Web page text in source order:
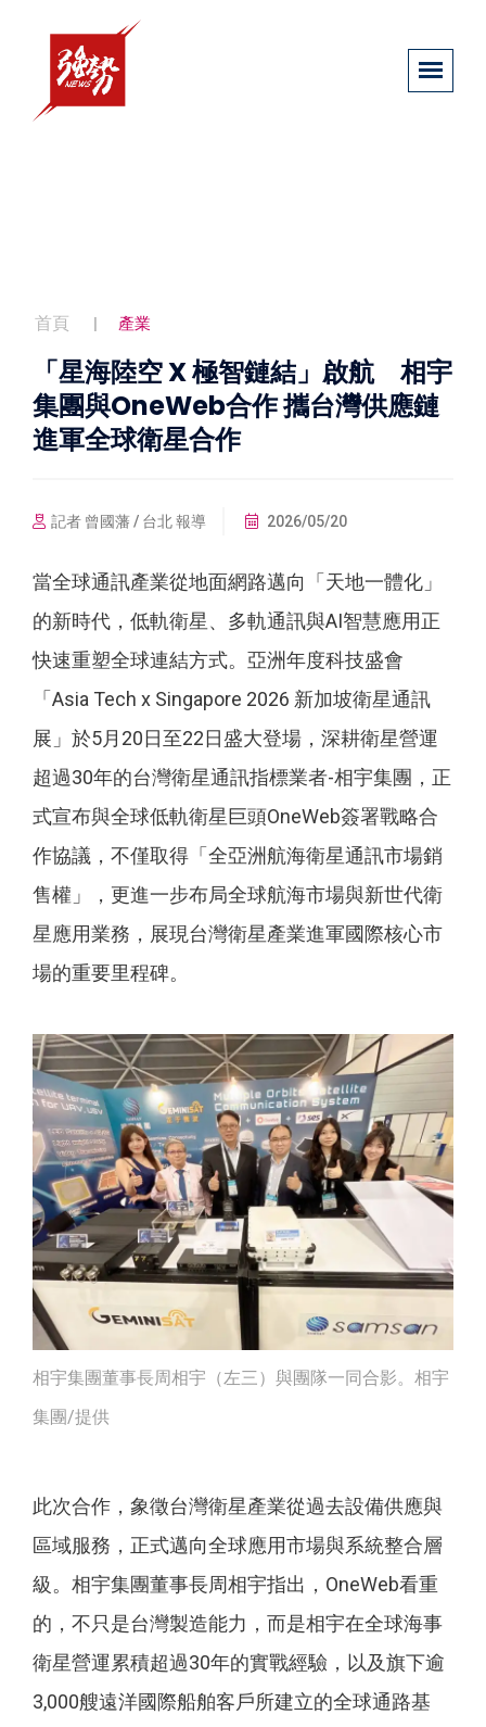
首頁 產業
「星海陸空 X 極智鏈結」啟航 相宇
集團與OneWeb合作 攜台灣供應鏈
進軍全球衛星合作
記者 曾國藩 / 台北 報導 2026/05/20
當全球通訊產業從地面網路邁向「天地一體化」
的新時代，低軌衛星、多軌通訊與AI智慧應用正
快速重塑全球連結方式。亞洲年度科技盛會
「Asia Tech x Singapore 2026 新加坡衛星通訊
展」於5月20日至22日盛大登場，深耕衛星營運
超過30年的台灣衛星通訊指標業者-相宇集團，正
式宣布與全球低軌衛星巨頭OneWeb簽署戰略合
作協議，不僅取得「全亞洲航海衛星通訊市場銷
售權」，更進一步布局全球航海市場與新世代衛
星應用業務，展現台灣衛星產業進軍國際核心市
場的重要里程碑。
相宇集團董事長周相宇（左三）與團隊一同合影。相宇
集團/提供
此次合作，象徵台灣衛星產業從過去設備供應與
區域服務，正式邁向全球應用市場與系統整合層
級。相宇集團董事長周相宇指出，OneWeb看重
的，不只是台灣製造能力，而是相宇在全球海事
衛星營運累積超過30年的實戰經驗，以及旗下逾
3,000艘遠洋國際船舶客戶所建立的全球通路基